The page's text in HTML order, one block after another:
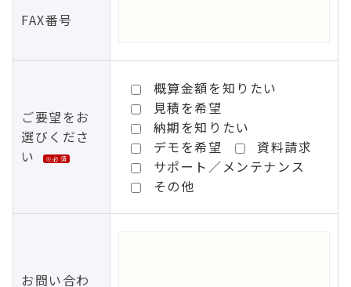
FAX番号
ご要望をお
選びくださ
い
※必須
概算金額を知りたい
見積を希望
納期を知りたい
デモを希望
資料請求
サポート／メンテナンス
その他
お問い合わ